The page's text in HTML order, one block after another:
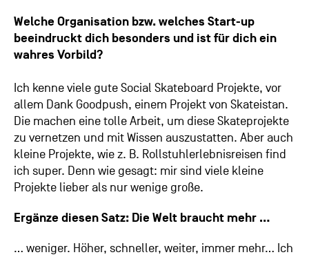
Welche Organisation bzw. welches Start-up
beeindruckt dich besonders und ist für dich ein
wahres Vorbild?
Ich kenne viele gute Social Skateboard Projekte, vor
allem Dank Goodpush, einem Projekt von Skateistan.
Die machen eine tolle Arbeit, um diese Skateprojekte
zu vernetzen und mit Wissen auszustatten. Aber auch
kleine Projekte, wie z. B. Rollstuhlerlebnisreisen find
ich super. Denn wie gesagt: mir sind viele kleine
Projekte lieber als nur wenige große.
Ergänze diesen Satz: Die Welt braucht mehr …
… weniger. Höher, schneller, weiter, immer mehr… Ich